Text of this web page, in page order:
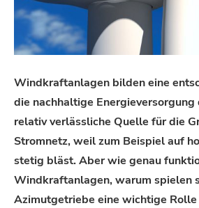
Windkraftanlagen bilden eine
die nachhaltige Energieversorgung
relativverlässliche Quelle für die
Stromnetz, weil zum Beispiel auf
stetig bläst. Aber wie genau
Windkraftanlagen, warum spielen
Azimutgetriebe eine wichtige